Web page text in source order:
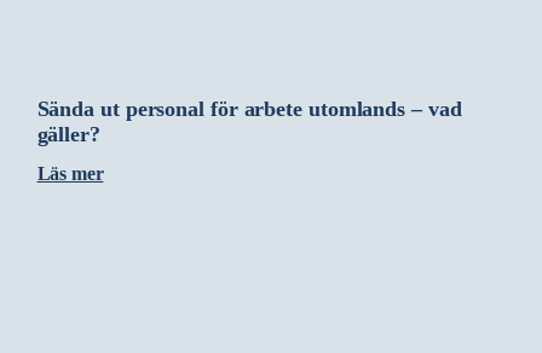
Sända ut personal för arbete utomlands – vad
gäller?
Läs mer